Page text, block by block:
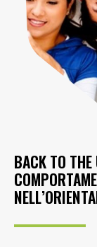
BACK TO